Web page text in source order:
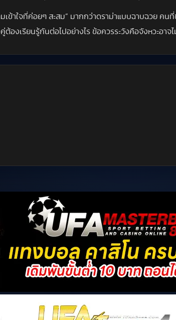
เข้าใจที่ค่อยๆ สะสม” มากกว่าดราม่าแบบฉาบฉวย ค
องเรียนรู้กันต่อไปอย่างไร ข้อควรระวังคือจังหวะอา